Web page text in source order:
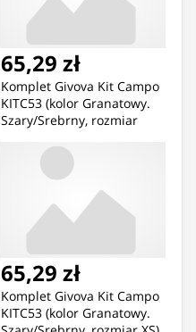
65,29 zł
Komplet Givova Kit Campo
KITC53 (kolor Granatowy.
Szary/Srebrny, rozmiar
65,29 zł
Komplet Givova Kit Campo
KITC53 (kolor Granatowy.